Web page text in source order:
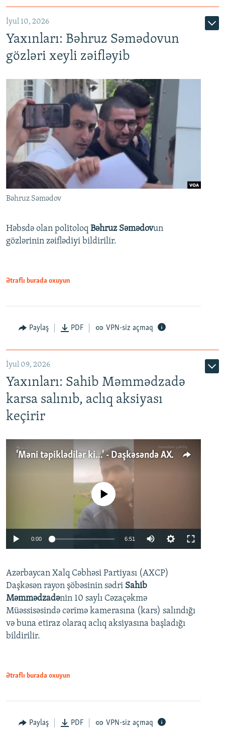
İyul 10, 2026
Yaxınları: Bəhruz Səmədovun
gözləri xeyli zəifləyib
Bəhruz Səmədov
Həbsdə olan politoloq Bəhruz Səmədovun
gözlərinin zəiflədiyi bildirilir.
Ətraflı burada oxuyun
Paylaş PDF VPN-siz açmaq
İyul 09, 2026
Yaxınları: Sahib Məmmədzadə
karsa salınıb, aclıq aksiyası
keçirir
'Məni təpiklədilər ki...' - Daşkəsəndə AXCP fəalının yaxınları onun həbsinə etiraz edirlər
Auto 240p 360p
720p 1080p
No media source currently available
0:00 6:51
360p
720p
1080p
Azərbaycan Xalq Cəbhəsi Partiyası (AXCP)
Daşkəsən rayon şöbəsinin sədri Sahib
Məmmədzadənin 10 saylı Cəzaçəkmə
Müəssisəsində cərimə kamerasına (kars) salındığı
və buna etiraz olaraq aclıq aksiyasına başladığı
bildirilir.
Ətraflı burada oxuyun
Paylaş PDF VPN-siz açmaq